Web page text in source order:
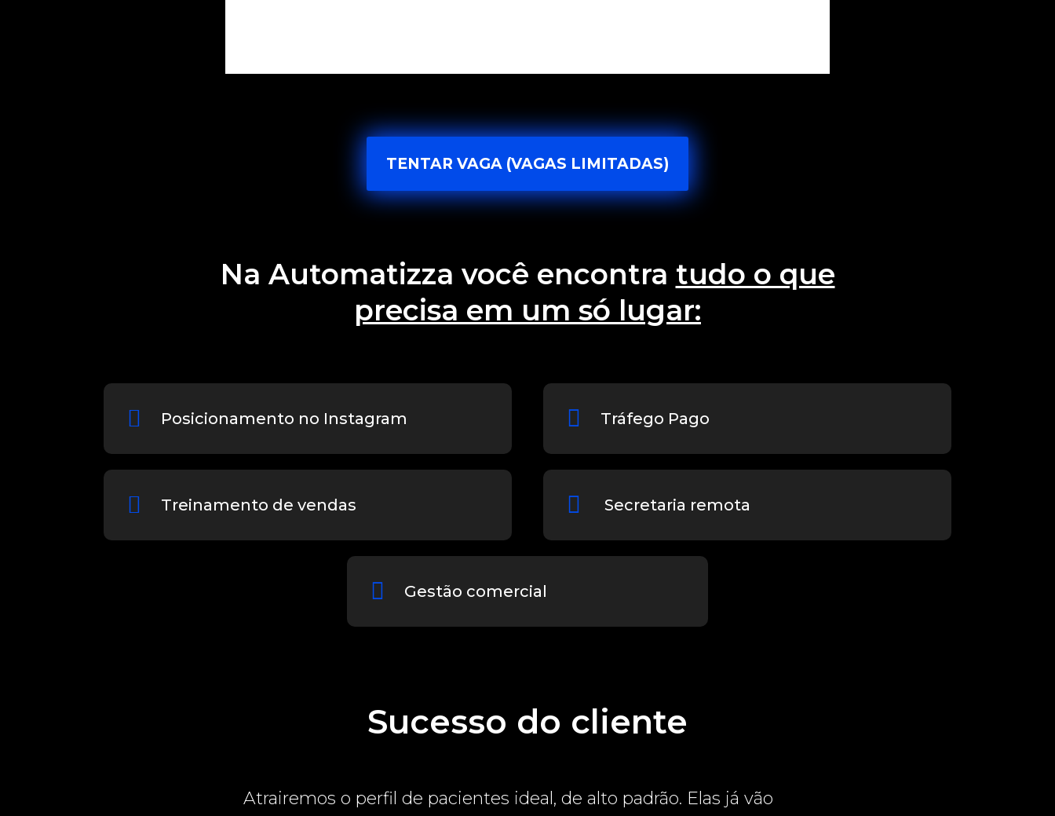
TENTAR VAGA (VAGAS LIMITADAS)
Na Automatizza você encontra tudo o que
precisa em um só lugar:
Posicionamento no Instagram Tráfego Pago
Treinamento de vendas Secretaria remota
Gestão comercial
Sucesso do cliente
Atrairemos o perfil de pacientes ideal, de alto padrão. Elas já vão